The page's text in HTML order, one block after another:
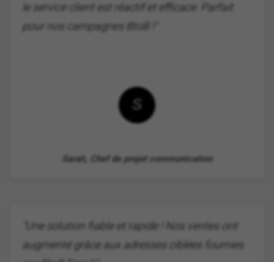
le service client est réactif et efficace. Parfait
pour nos campagnes BtoB !"
S
Sarah, Chef de projet communication
"Une solution fiable et rapide ! Nos ventes ont
augmenté grâce aux adresses ciblées fournies